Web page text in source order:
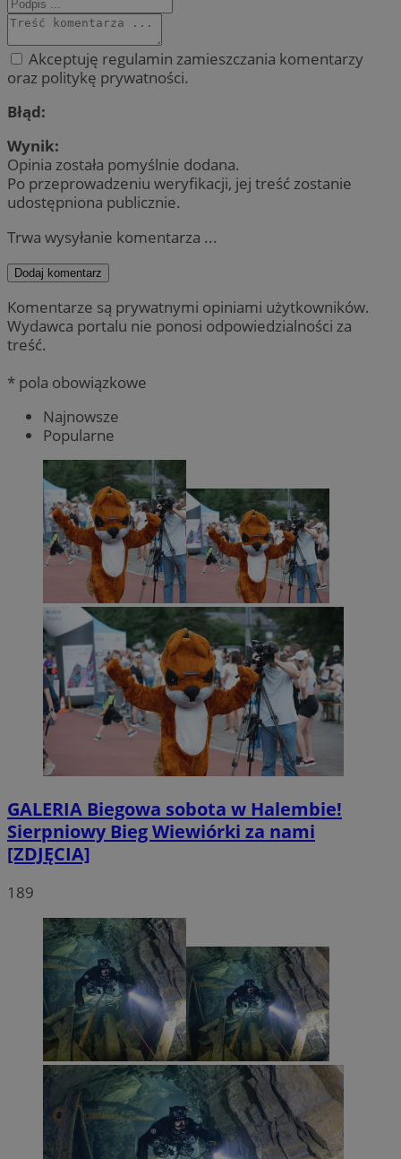
Akceptuję regulamin zamieszczania komentarzy
oraz politykę prywatności.
Błąd:
Wynik:
Opinia została pomyślnie dodana.
Po przeprowadzeniu weryfikacji, jej treść zostanie
udostępniona publicznie.
Trwa wysyłanie komentarza ...
Dodaj komentarz
Komentarze są prywatnymi opiniami użytkowników.
Wydawca portalu nie ponosi odpowiedzialności za
treść.
* pola obowiązkowe
Najnowsze
Popularne
GALERIA Biegowa sobota w Halembie!
Sierpniowy Bieg Wiewiórki za nami
[ZDJĘCIA]
189